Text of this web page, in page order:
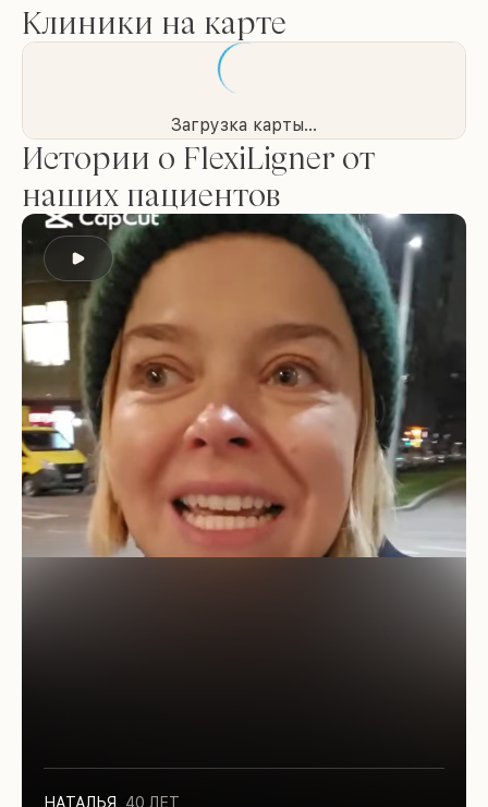
Клиники на карте
Загрузка карты...
Истории о FlexiLigner от
наших пациентов
НАТАЛЬЯ 40 ЛЕТ